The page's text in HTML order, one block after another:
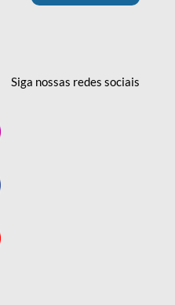
Siga nossas redessociais